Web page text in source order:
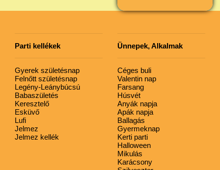
Parti kellékek
Gyerek születésnap
Felnőtt születésnap
Legény-Leánybúcsú
Babaszületés
Keresztelő
Esküvő
Lufi
Jelmez
Jelmez kellék
Ünnepek, Alkalmak
Céges buli
Valentin nap
Farsang
Húsvét
Anyák napja
Apák napja
Ballagás
Gyermeknap
Kerti parti
Halloween
Mikulás
Karácsony